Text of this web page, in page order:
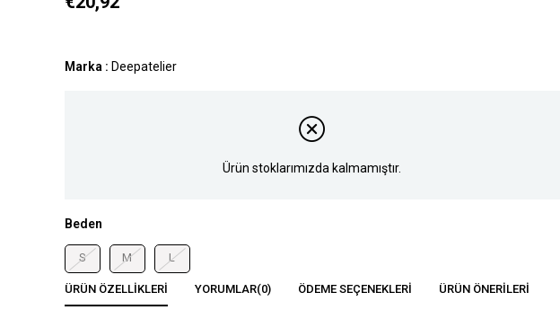
Marka : Deepatelier
Ürün stoklarımızda kalmamıştır.
Beden
S M L
ÜRÜN ÖZELLIKLERI YORUMLAR(0) ÖDEME SEÇENEKLERI ÜRÜN ÖNERILERI